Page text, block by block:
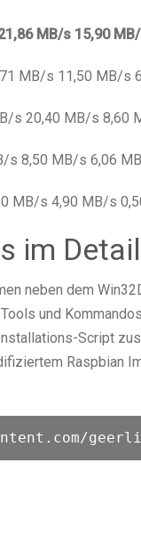
MB/s 15,90
MB/s 11,50 MB/s
s 20,40 MB/s 8,60
s 8,50 MB/s 6,06
MB/s 4,90 MB/s
im Detail
neben dem
und
Script
Raspbian